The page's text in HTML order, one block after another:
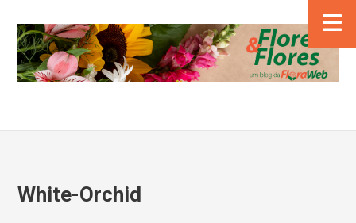
White-Orchid